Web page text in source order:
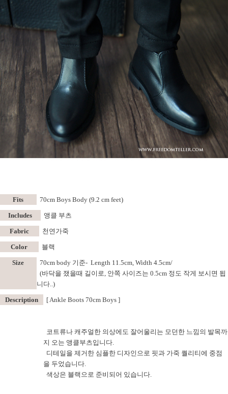
Fits 70cm Boys Body (9.2 cm feet)
Includes 앵클 부츠
Fabric 천연가죽
Color 블랙
Size 70cm body 기준- Length 11.5cm, Width 4.5cm/
(바닥을 쟀을때 길이로, 안쪽 사이즈는 0.5cm 정도 작게 보시면 됩
니다..)
Description [ Ankle Boots 70cm Boys ]
코트류나 캐주얼한 의상에도 잘어울리는 모던한 느낌의 발목까
지 오는 앵클부츠입니다.
디테일을 제거한 심플한 디자인으로 핏과 가죽 퀄리티에 중점
을 두었습니다.
색상은 블랙으로 준비되어 있습니다.